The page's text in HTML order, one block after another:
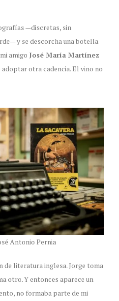
—discretas, sin
y se descorcha una botella
amigo José María Martínez
otra cadencia. El vino no
Antonio Pernia
de literatura inglesa. Jorge toma
otro. Y entonces aparece un
no formaba parte de mi